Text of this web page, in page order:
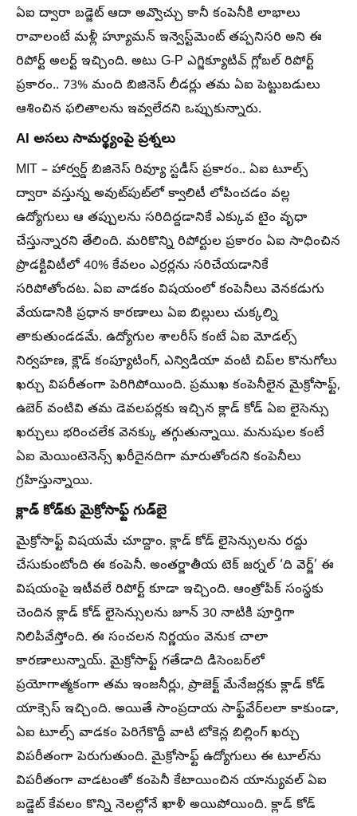
ఏఐ ద్వారా బడ్జెట్ ఆదా అవ్వొచ్చు కానీ కంపెనీకి లాభాలు
రావాలంటే మళ్లీ హ్యూమన్ ఇన్వెస్ట్‌మెంట్ తప్పనిసరి అని ఈ
రిపోర్ట్ అలర్ట్ ఇచ్చింది. అటు G-P ఎగ్జిక్యూటివ్ గ్లోబల్ రిపోర్ట్
ప్రకారం.. 73% మంది బిజినెస్ లీడర్లు తమ ఏఐ పెట్టుబడులు
ఆశించిన ఫలితాలను ఇవ్వలేదని ఒప్పుకున్నారు.
AI అసలు సామర్థ్యంపై ప్రశ్నలు
MIT – హార్వర్డ్ బిజినెస్ రివ్యూ స్టడీస్ ప్రకారం.. ఏఐ టూల్స్
ద్వారా వస్తున్న అవుట్‌పుట్‌లో క్వాలిటీ లోపించడం వల్ల
ఉద్యోగులు ఆ తప్పులను సరిదిద్దడానికే ఎక్కువ టైం వృధా
చేస్తున్నారని తేలింది. మరికొన్ని రిపోర్టుల ప్రకారం ఏఐ సాధించిన
ప్రొడక్టివిటీలో 40% కేవలం ఎర్రర్లను సరిచేయడానికే
సరిపోతోందట. ఏఐ వాడకం విషయంలో కంపెనీలు వెనకడుగు
వేయడానికి ప్రధాన కారణాలు ఏఐ బిల్లులు చుక్కల్ని
తాకుతుండడమే. ఉద్యోగుల శాలరీస్ కంటే ఏఐ మోడల్స్
నిర్వహణ, క్లౌడ్ కంప్యూటింగ్, ఎన్విడియా వంటి చిప్‌ల కొనుగోలు
ఖర్చు విపరీతంగా పెరిగిపోయింది. ప్రముఖ కంపెనీలైన మైక్రోసాఫ్ట్,
ఉబెర్ వంటివి తమ డెవలపర్లకు ఇచ్చిన క్లాడ్ కోడ్ ఏఐ లైసెన్సు
ఖర్చులు భరించలేక వెనక్కు తగ్గుతున్నాయి. మనుషుల కంటే
ఏఐ మెయింటెనెన్స్ ఖరీదైనదిగా మారుతోందని కంపెనీలు
గ్రహిస్తున్నాయి.
క్లాడ్ కోడ్‌కు మైక్రోసాఫ్ట్ గుడ్‌బై
మైక్రోసాఫ్ట్ విషయమే చూద్దాం. క్లాడ్ కోడ్ లైసెన్సులను రద్దు
చేసుకుంటోంది ఈ కంపెనీ. అంతర్జాతీయ టెక్ జర్నల్ ‘ది వెర్జ్’ ఈ
విషయంపై ఇటీవలే రిపోర్ట్ కూడా ఇచ్చింది. ఆంత్రోపిక్ సంస్థకు
చెందిన క్లాడ్ కోడ్ లైసెన్సులను జూన్ 30 నాటికి పూర్తిగా
నిలిపివేస్తోంది. ఈ సంచలన నిర్ణయం వెనుక చాలా
కారణాలున్నాయ్. మైక్రోసాఫ్ట్ గతేడాది డిసెంబర్‌లో
ప్రయోగాత్మకంగా తమ ఇంజనీర్లు, ప్రాజెక్ట్ మేనేజర్లకు క్లాడ్ కోడ్
యాక్సెస్ ఇచ్చింది. అయితే సాంప్రదాయ సాఫ్ట్‌వేర్‌లలా కాకుండా,
ఏఐ టూల్స్ వాడకం పెరిగేకొద్దీ వాటి టోకెన్ల బిల్లింగ్ ఖర్చు
విపరీతంగా పెరుగుతుంది. మైక్రోసాఫ్ట్ ఉద్యోగులు ఈ టూల్‌ను
విపరీతంగా వాడటంతో కంపెనీ కేటాయించిన యాన్యువల్ ఏఐ
బడ్జెట్ కేవలం కొన్ని నెలల్లోనే ఖాళీ అయిపోయింది. క్లాడ్ కోడ్